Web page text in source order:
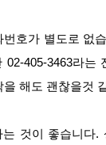
호가 별도로 없
02-405-3463라는
해도 괜찮을것
것이 좋습니다.